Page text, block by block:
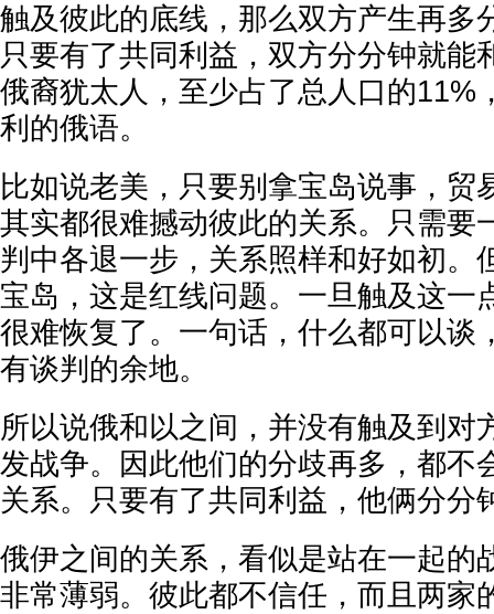
触及彼此的底线，那么双方产生再多
只要有了共同利益，双方分分钟就能
俄裔犹太人，至少占了总人口的11%
利的俄语。
比如说老美，只要别拿宝岛说事，贸
其实都很难撼动彼此的关系。只需要
判中各退一步，关系照样和好如初。
宝岛，这是红线问题。一旦触及这一
很难恢复了。一句话，什么都可以谈
有谈判的余地。
所以说俄和以之间，并没有触及到对
发战争。因此他们的分歧再多，都不
关系。只要有了共同利益，他俩分分
俄伊之间的关系，看似是站在一起的
非常薄弱。彼此都不信任，而且两家